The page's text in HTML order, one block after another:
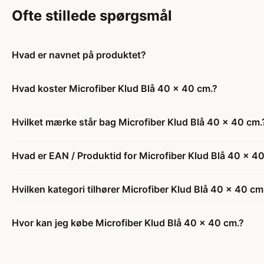
Ofte stillede spørgsmål
Hvad er navnet på produktet?
Hvad koster Microfiber Klud Blå 40 x 40 cm.?
Hvilket mærke står bag Microfiber Klud Blå 40 x 40
Hvad er EAN / Produktid for Microfiber Klud Blå 40 x
Hvilken kategori tilhører Microfiber Klud Blå 40 x 40
Hvor kan jeg købe Microfiber Klud Blå 40 x 40 cm.?